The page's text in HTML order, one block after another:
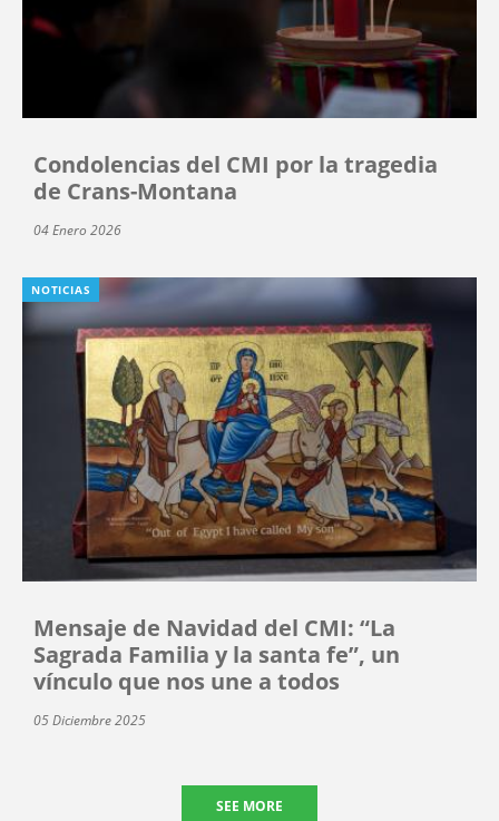
Condolencias del CMI por la tragedia
de Crans-Montana
04 Enero 2026
NOTICIAS
Mensaje de Navidad del CMI: “La
Sagrada Familia y la santa fe”, un
vínculo que nos une a todos
05 Diciembre 2025
SEE MORE